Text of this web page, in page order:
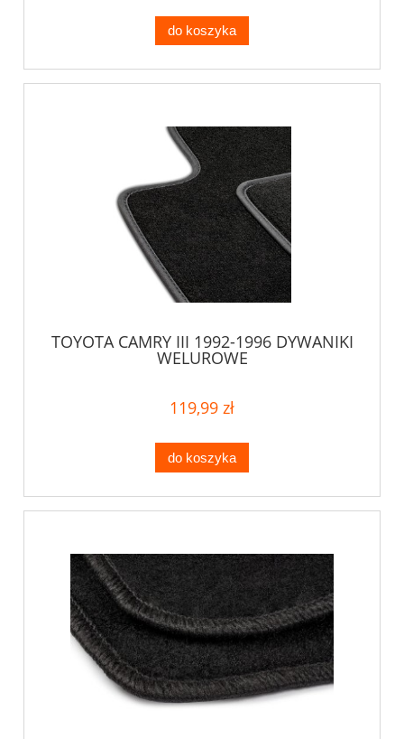
do koszyka
TOYOTA CAMRY III 1992-1996 DYWANIKI
WELUROWE
119,99 zł
do koszyka